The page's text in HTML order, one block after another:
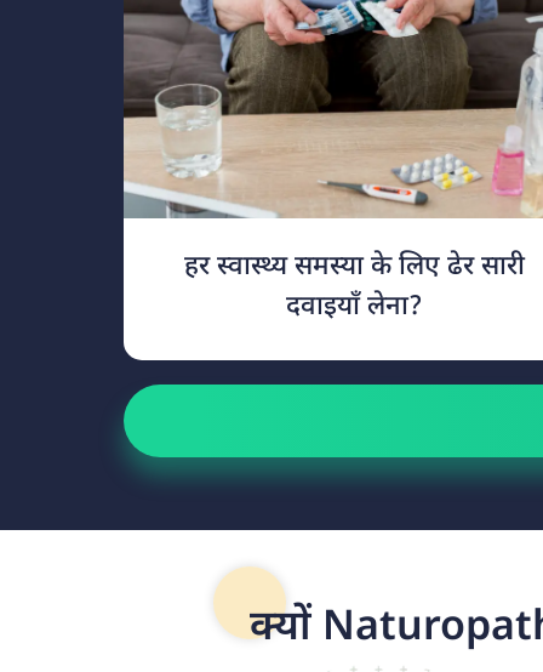
हर स्वास्थ्य समस्या के लिए ढेर सारी
दवाइयाँ लेना?
क्यों